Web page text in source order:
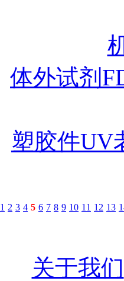
体外试剂
塑胶件UV
1 2 3 4 5 6 7 8 9 10 11 12 13
关于我们